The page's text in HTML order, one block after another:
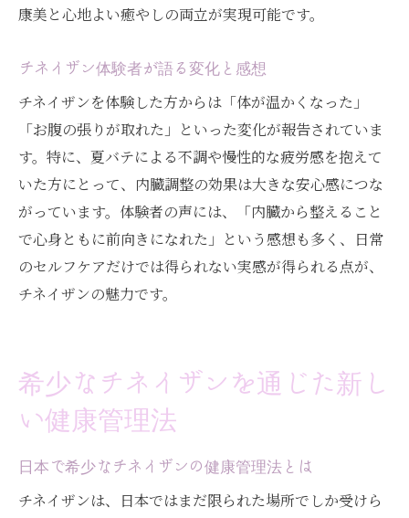
康美と心地よい癒やしの両立が実現可能です。
チネイザン体験者が語る変化と感想
チネイザンを体験した方からは「体が温かくなった」
「お腹の張りが取れた」といった変化が報告されていま
す。特に、夏バテによる不調や慢性的な疲労感を抱えて
いた方にとって、内臓調整の効果は大きな安心感につな
がっています。体験者の声には、「内臓から整えること
で心身ともに前向きになれた」という感想も多く、日常
のセルフケアだけでは得られない実感が得られる点が、
チネイザンの魅力です。
希少なチネイザンを通じた新し
い健康管理法
日本で希少なチネイザンの健康管理法とは
チネイザンは、日本ではまだ限られた場所でしか受けら